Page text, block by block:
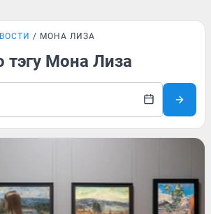
МОНА ЛИЗА
тэгу Мона Лиза